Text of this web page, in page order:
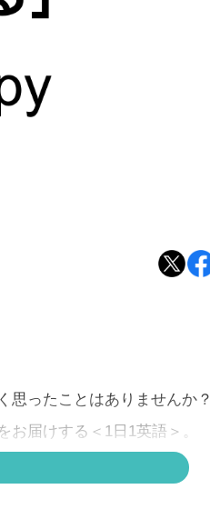
思ったことはありませんか？
届けする＜1日1英語＞。